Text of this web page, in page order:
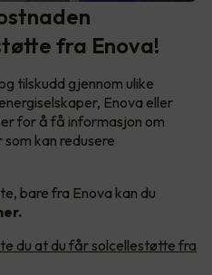
fra Enova!
tilskudd gjennom ulike
Enova eller
for å få informasjon om
kan redusere
bare fra Enova kan du
du at du får solcellestøtte fra